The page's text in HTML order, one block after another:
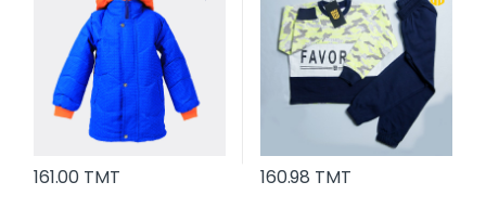
161.00 TMT 160.98 TMT